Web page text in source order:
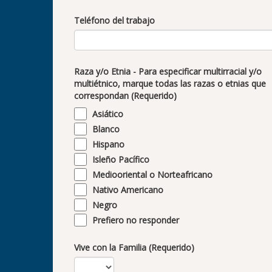
Teléfono del trabajo
Raza y/o Etnia - Para especificar multirracial y/o
multiétnico, marque todas las razas o etnias que
correspondan (Requerido)
Asiático
Blanco
Hispano
Isleño Pacífico
Mediooriental o Norteafricano
Nativo Americano
Negro
Prefiero no responder
Vive con la Familia (Requerido)